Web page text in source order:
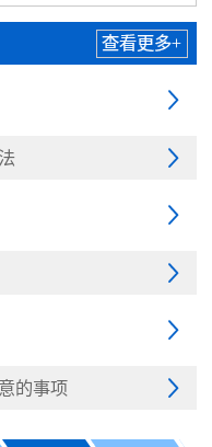
查看更多+






的事项